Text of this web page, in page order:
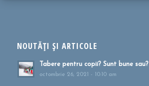
NOUTĂȚI ȘI ARTICOLE
Tabere pentru copii? Sunt bune sau?
octombrie 26, 2021 - 10:10 am